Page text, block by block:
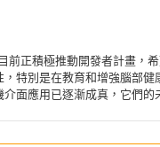
前正積極推動開發者計畫，
，特別是在教育和增強腦部
面應用已逐漸成真，它們的